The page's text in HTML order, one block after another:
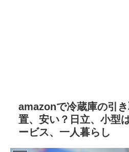
amazonで冷蔵庫の引
置、安い？日立、小型
ービス、一人暮らし